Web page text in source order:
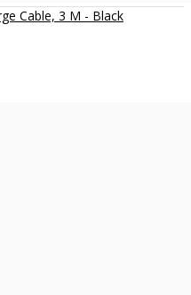
Cable, 3 M - Black